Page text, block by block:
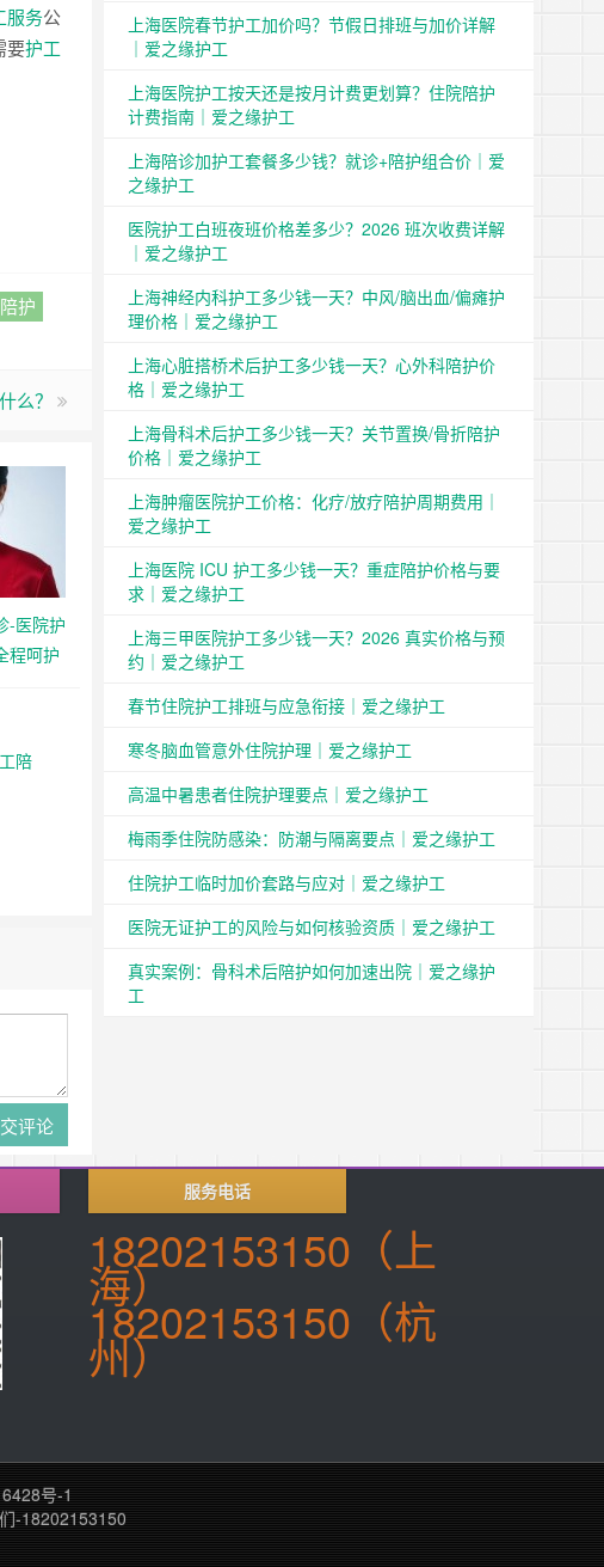
服务公
要护工
护
么？
-医院护
程呵护
陪
评论
上海医院春节护工加价吗？节假日排班与加价详解
｜爱之缘护工
上海医院护工按天还是按月计费更划算？住院陪护
计费指南｜爱之缘护工
上海陪诊加护工套餐多少钱？就诊+陪护组合价｜爱
之缘护工
医院护工白班夜班价格差多少？2026 班次收费详解
｜爱之缘护工
上海神经内科护工多少钱一天？中风/脑出血/偏瘫护
理价格｜爱之缘护工
上海心脏搭桥术后护工多少钱一天？心外科陪护价
格｜爱之缘护工
上海骨科术后护工多少钱一天？关节置换/骨折陪护
价格｜爱之缘护工
上海肿瘤医院护工价格：化疗/放疗陪护周期费用｜
爱之缘护工
上海医院 ICU 护工多少钱一天？重症陪护价格与要
求｜爱之缘护工
上海三甲医院护工多少钱一天？2026 真实价格与预
约｜爱之缘护工
春节住院护工排班与应急衔接｜爱之缘护工
寒冬脑血管意外住院护理｜爱之缘护工
高温中暑患者住院护理要点｜爱之缘护工
梅雨季住院防感染：防潮与隔离要点｜爱之缘护工
住院护工临时加价套路与应对｜爱之缘护工
医院无证护工的风险与如何核验资质｜爱之缘护工
真实案例：骨科术后陪护如何加速出院｜爱之缘护
工
服务电话
18202153150（上
海）
18202153150（杭
州）
号-1
-18202153150